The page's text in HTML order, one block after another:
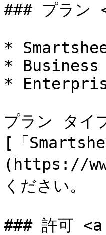
### プラ
*
* Business
*
プラン タイ
[「
(https://
ください。
### 許可